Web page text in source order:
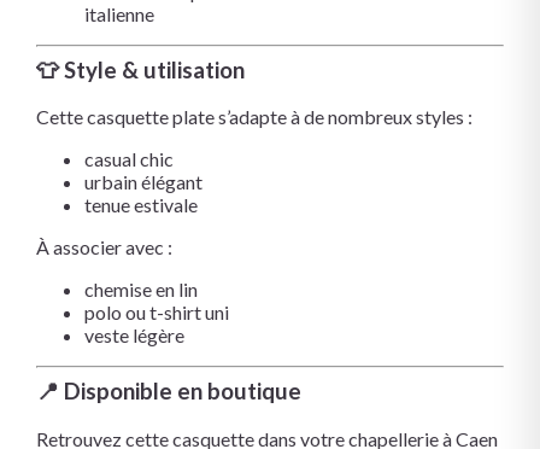
italienne
👕 Style & utilisation
Cette casquette plate s’adapte à de nombreux styles :
casual chic
urbain élégant
tenue estivale
À associer avec :
chemise en lin
polo ou t-shirt uni
veste légère
📍 Disponible en boutique
Retrouvez cette casquette dans votre chapellerie à Caen